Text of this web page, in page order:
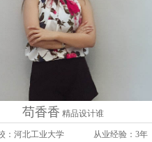
苟香香 精品设计谁
：河北工业大学 从业经验： 3年